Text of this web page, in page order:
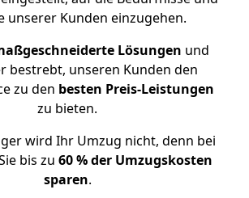
unserer Kunden einzugehen.
Lösungen und
bestrebt, unseren Kunden den
zu den besten Preis-Leistungen
zu bieten.
wird Ihr Umzug nicht, denn bei
bis zu 60 % der Umzugskosten
sparen.